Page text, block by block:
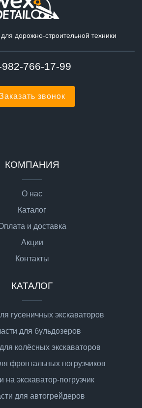
дорожно-строительной техники
982-766-17-99
звонок
КОМПАНИЯ
О нас
Каталог
и доставка
Акции
Контакты
КАТАЛОГ
гусеничных экскаваторов
для бульдозеров
колёсных экскаваторов
фронтальных погрузчиков
на экскаватор-погрузчик
для автогрейдеров